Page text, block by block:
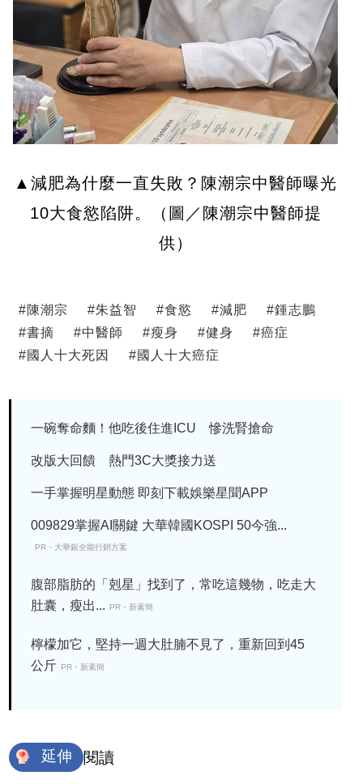
▲減肥為什麼一直失敗？陳潮宗中醫師曝光
10大食慾陷阱。（圖／陳潮宗中醫師提
供）
#陳潮宗 #朱益智 #食慾 #減肥 #鍾志鵬
#書摘 #中醫師 #瘦身 #健身 #癌症
#國人十大死因 #國人十大癌症
一碗奪命麵！他吃後住進ICU 慘洗腎搶命
改版大回饋 熱門3C大獎接力送
一手掌握明星動態 即刻下載娛樂星聞APP
009829掌握AI關鍵 大華韓國KOSPI 50今強...
PR・大華銀全能行銷方案
腹部脂肪的「剋星」找到了，常吃這幾物，吃走大
肚囊，瘦出...
PR・新素簡
檸檬加它，堅持一週大肚腩不見了，重新回到45
公斤
PR・新素簡
延伸 閱讀